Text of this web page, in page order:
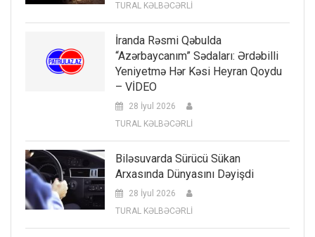
TURAL KƏLBƏCƏRLİ
İranda Rəsmi Qəbulda
“Azərbaycanım” Sədaları: Ərdəbilli
Yeniyetmə Hər Kəsi Heyran Qoydu
– VİDEO
28 İyul 2026
TURAL KƏLBƏCƏRLİ
Biləsuvarda Sürücü Sükan
Arxasında Dünyasını Dəyişdi
28 İyul 2026
TURAL KƏLBƏCƏRLİ